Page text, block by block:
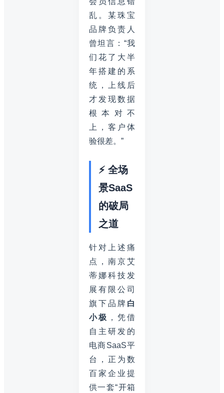
乱。某珠宝
品牌负责人
曾坦言：“我
们花了大半
年搭建的系
统，上线后
才发现数据
根本对不
上，客户体
验很差。”
⚡ 全场
景SaaS
的破局
之道
针对上述痛
点，南京艾
蒂娜科技发
展有限公司
旗下品牌 白
小极
，凭借
自主研发的
电商SaaS平
台，正为数
百家企业提
供一套“开箱